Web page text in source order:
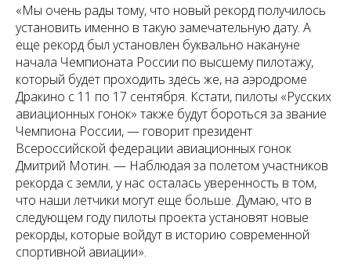
«Мы очень рады тому, что новый рекорд получилось
установить именно в такую замечательную дату. А
еще рекорд был установлен буквально накануне
начала Чемпионата России по высшему пилотажу,
который будет проходить здесь же, на аэродроме
Дракино с 11 по 17 сентября. Кстати, пилоты «Русских
авиационных гонок» также будут бороться за звание
Чемпиона России, — говорит президент
Всероссийской федерации авиационных гонок
Дмитрий Мотин. — Наблюдая за полетом участников
рекорда с земли, у нас осталась уверенность в том,
что наши летчики могут еще больше. Думаю, что в
следующем году пилоты проекта установят новые
рекорды, которые войдут в историю современной
спортивной авиации».